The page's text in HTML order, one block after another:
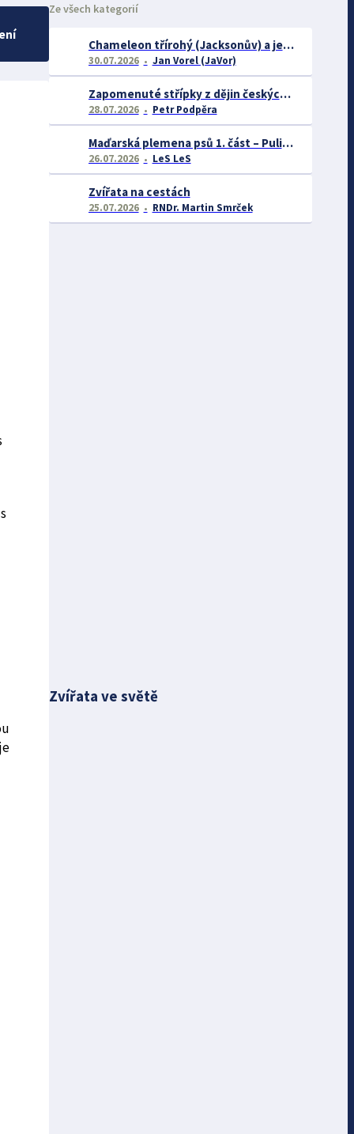
Ze všech kategorií
Chameleon třírohý (Jacksonův) a jeho chov
30.07.2026 Jan Vorel (JaVor)
Zapomenuté střípky z dějin českých exotářů - 3.část
28.07.2026 Petr Podpěra
Maďarská plemena psů 1. část – Puli, Komondor
26.07.2026 LeS LeS
Zvířata na cestách
25.07.2026 RNDr. Martin Smrček
Zvířata ve světě